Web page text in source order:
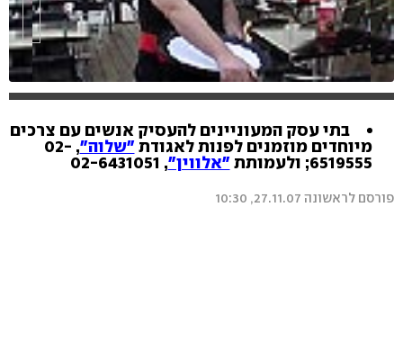
hlsjs-lite: Network error
בתי עסק המעוניינים להעסיק אנשים עם צרכים
מיוחדים מוזמנים לפנות לאגודת"שלוה" , 02-
6519555; ולעמותת "אלווין", 02-6431051
פורסם לראשונה 27.11.07, 10:30